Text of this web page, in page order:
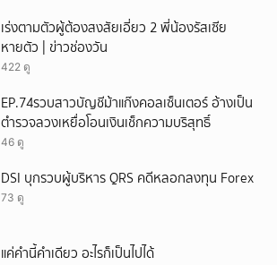
เร่งตามตัวผู้ต้องสงสัยเอี่ยว 2 พี่น้องรัสเซีย
หายตัว | ข่าวช่องวัน
422 ดู
EP.74รวบสาวบัญชีม้าแก๊งคอลเซ็นเตอร์ อ้างเป็น
ตำรวจลวงเหยื่อโอนเงินเช็กความบริสุทธิ์
46 ดู
DSI บุกรวบผู้บริหาร QRS คดีหลอกลงทุน Forex
73 ดู
แค่คำนี้คำเดียว อะไรก็เป็นไปได้